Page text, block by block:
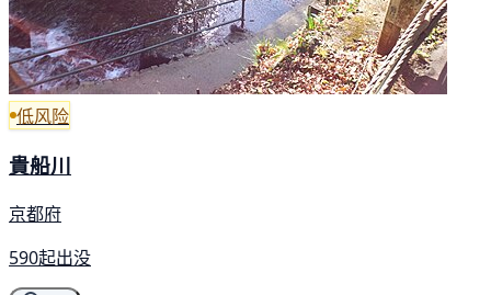
低风险
貴船川
京都府
590起出没